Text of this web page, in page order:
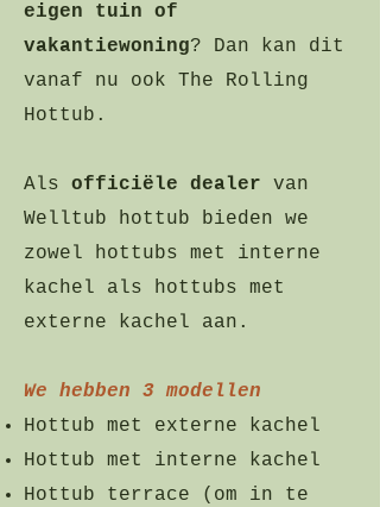
eigen tuin of
vakantiewoning? Dan kan dit
vanaf nu ook The Rolling
Hottub.
Als officiële dealer van
Welltub hottub bieden we
zowel hottubs met interne
kachel als hottubs met
externe kachel aan.
We hebben 3 modellen
Hottub met externe kachel
Hottub met interne kachel
Hottub terrace (om in te